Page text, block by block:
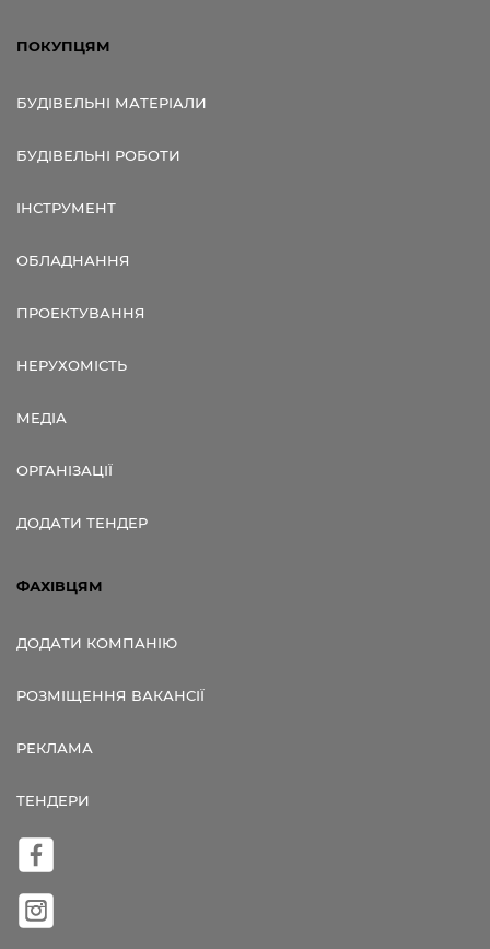
ПОКУПЦЯМ
БУДІВЕЛЬНІ МАТЕРІАЛИ
БУДІВЕЛЬНІ РОБОТИ
ІНСТРУМЕНТ
ОБЛАДНАННЯ
ПРОЕКТУВАННЯ
НЕРУХОМІСТЬ
МЕДІА
ОРГАНІЗАЦІЇ
ДОДАТИ ТЕНДЕР
ФАХІВЦЯМ
ДОДАТИ КОМПАНІЮ
РОЗМІЩЕННЯ ВАКАНСІЇ
РЕКЛАМА
ТЕНДЕРИ